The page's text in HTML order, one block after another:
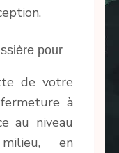
pour
de votre
à
au niveau
en